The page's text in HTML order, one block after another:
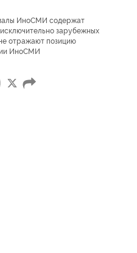
ИноСМИ содержат
зарубежных
отражают позицию
ИноСМИ